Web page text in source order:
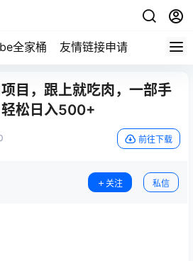
全家桶 友情链接申请
目，跟上就吃肉，一部手
松日入500+
前往下载
关注 私信